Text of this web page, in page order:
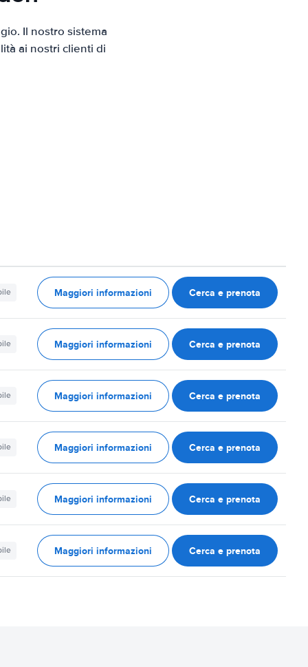
Il nostro sistema
ai nostri clienti di
Maggiori informazioni Cerca e prenota
Maggiori informazioni Cerca e prenota
Maggiori informazioni Cerca e prenota
Maggiori informazioni Cerca e prenota
Maggiori informazioni Cerca e prenota
Maggiori informazioni Cerca e prenota